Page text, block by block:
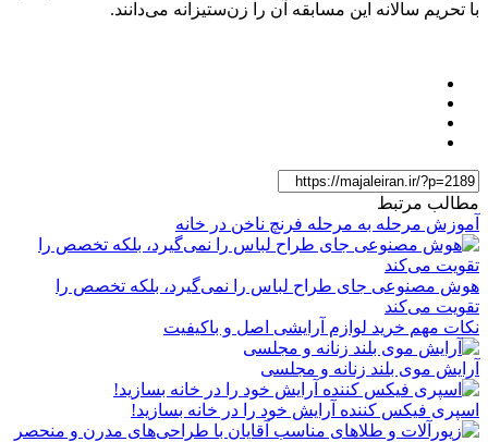
با تحریم سالانه این مسابقه آن را زن‌ستیزانه می‌دانند.
مطالب مرتبط
آموزش مرحله به مرحله فرنچ ناخن در خانه
هوش مصنوعی جای طراح لباس را نمی‌گیرد، بلکه تخصص را
تقویت می‌کند
نکات مهم خرید لوازم آرایشی اصل و باکیفیت
آرایش موی بلند زنانه و مجلسی
اسپری فیکس کننده آرایش خود را در خانه بسازید!